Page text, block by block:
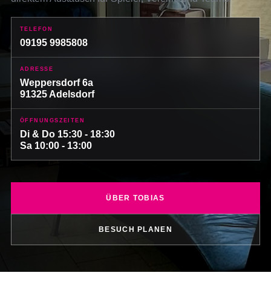
TELEFON
09195 9985808
ADRESSE
Weppersdorf 6a
91325 Adelsdorf
ÖFFNUNGSZEITEN
Di & Do 15:30 - 18:30
Sa 10:00 - 13:00
ÜBER TOBIAS
BESUCH PLANEN